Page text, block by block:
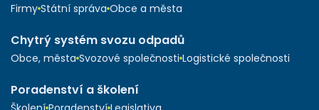
Firmy Státní správa Obce a města
Chytrý systém svozu odpadů
Obce, města Svozové společnosti Logistické společnosti
Poradenství a školení